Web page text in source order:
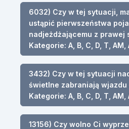
6032) Czy w tej sytuacji,
ustąpić pierwszeństwa
nadjeżdżającemu z prawej
Kategorie: A, B, C, D, T, AM,
3432) Czy w tej sytuacji
świetlne zabraniają
Kategorie: A, B, C, D, T, AM,
13156) Czy wolno Ci